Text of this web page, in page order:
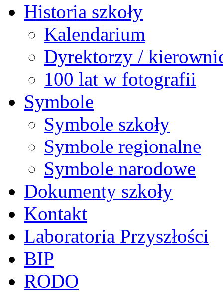
Historia szkoły
Kalendarium
Dyrektorzy /
100 lat w fotografii
Symbole
Symbole szkoły
Symbole regionalne
Symbole narodowe
Dokumenty szkoły
Kontakt
Laboratoria Przyszłości
BIP
RODO